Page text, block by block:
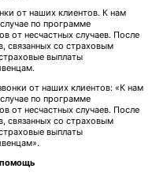
от наших клиентов. К нам
по программе
от несчастных случаев. После
связанных со страховым
выплаты
от наших клиентов: «К нам
по программе
от несчастных случаев. После
связанных со страховым
выплаты